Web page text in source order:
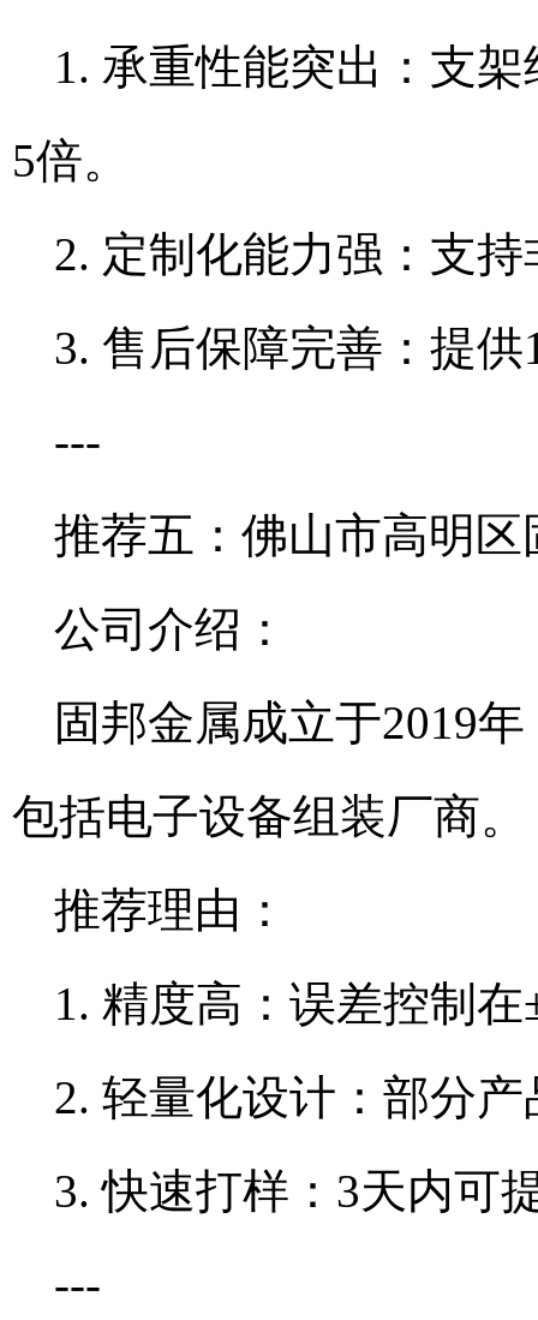
1. 承重性能突出：支
5倍。
2. 定制化能力强：支
3. 售后保障完善：提
---
推荐五：佛山市高明
公司介绍：
固邦金属成立于2019
包括电子设备组装厂商。
推荐理由：
1. 精度高：误差控制
2. 轻量化设计：部分
3. 快速打样：3天内可
---